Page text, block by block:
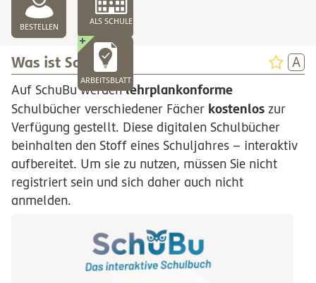
BESTELLEN
ALS SCHULE
ARBEITSBLATT
Was ist SchuBu?
Auf SchuBu werdenlehrplankonforme
Schulbücher verschiedener Fächer kostenlos zur
Verfügung gestellt. Diese digitalen Schulbücher
beinhalten den Stoff eines Schuljahres – interaktiv
aufbereitet. Um sie zu nutzen, müssen Sie nicht
registriert sein und sich daher auch nicht
anmelden.